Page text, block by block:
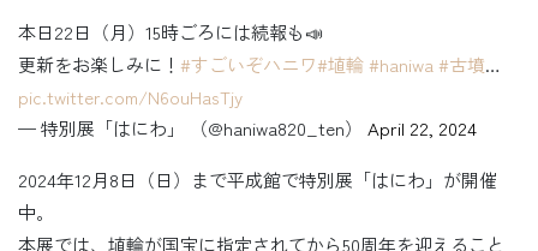
本日22日（月）15時ごろには続報も📣
更新をお楽しみに！ #すごいぞハニワ#埴輪#haniwa #古墳…
pic.twitter.com/N6ouHasTjy
— 特別展「はにわ」 （@haniwa820_ten） April 22, 2024
2024年12月8日（日）まで平成館で特別展「はにわ」が開催
中。
本展では、埴輪が国宝に指定されてから50周年を迎えること